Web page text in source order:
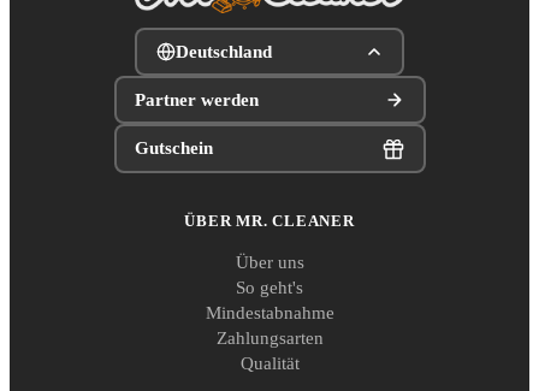
Deutschland
Partner werden
Gutschein
ÜBER MR. CLEANER
Über uns
So geht's
Mindestabnahme
Zahlungsarten
Qualität